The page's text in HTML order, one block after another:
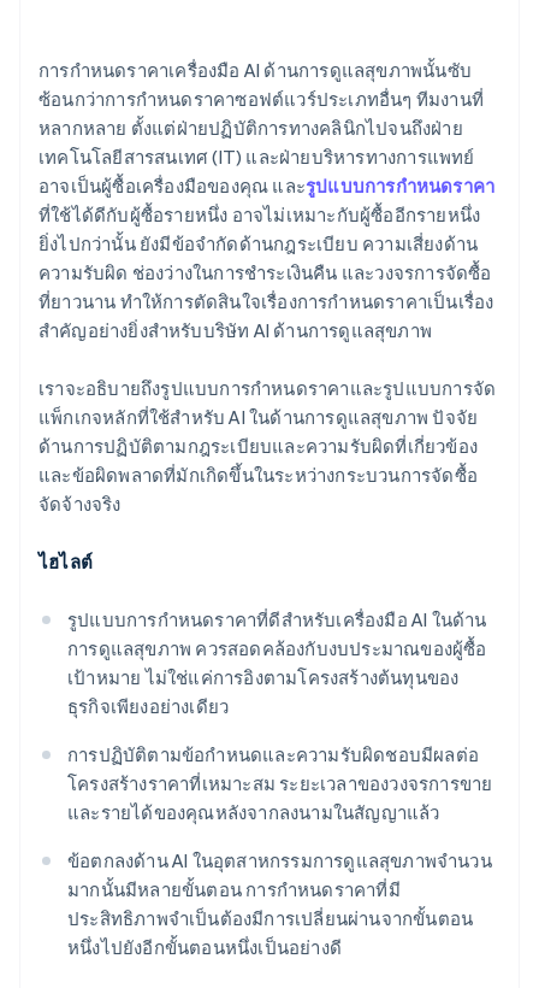
การกำหนดราคาเครื่องมือ AI ด้านการดูแลสุขภาพนั้นซับ
ซ้อนกว่าการกำหนดราคาซอฟต์แวร์ประเภทอื่นๆ ทีมงานที่
หลากหลาย ตั้งแต่ฝ่ายปฏิบัติการทางคลินิกไปจนถึงฝ่าย
เทคโนโลยีสารสนเทศ (IT) และฝ่ายบริหารทางการแพทย์
อาจเป็นผู้ซื้อเครื่องมือของคุณ และรูปแบบการกำหนดราคา
ที่ใช้ได้ดีกับผู้ซื้อรายหนึ่ง อาจไม่เหมาะกับผู้ซื้ออีกรายหนึ่ง
ยิ่งไปกว่านั้น ยังมีข้อจำกัดด้านกฎระเบียบ ความเสี่ยงด้าน
ความรับผิด ช่องว่างในการชำระเงินคืน และวงจรการจัดซื้อ
ที่ยาวนาน ทำให้การตัดสินใจเรื่องการกำหนดราคาเป็นเรื่อง
สำคัญอย่างยิ่งสำหรับบริษัท AI ด้านการดูแลสุขภาพ
เราจะอธิบายถึงรูปแบบการกำหนดราคาและรูปแบบการจัด
แพ็กเกจหลักที่ใช้สำหรับ AI ในด้านการดูแลสุขภาพ ปัจจัย
ด้านการปฏิบัติตามกฎระเบียบและความรับผิดที่เกี่ยวข้อง
และข้อผิดพลาดที่มักเกิดขึ้นในระหว่างกระบวนการจัดซื้อ
จัดจ้างจริง
ไฮไลต์
รูปแบบการกำหนดราคาที่ดีสำหรับเครื่องมือ AI ในด้าน
การดูแลสุขภาพ ควรสอดคล้องกับงบประมาณของผู้ซื้อ
เป้าหมาย ไม่ใช่แค่การอิงตามโครงสร้างต้นทุนของ
ธุรกิจเพียงอย่างเดียว
การปฏิบัติตามข้อกำหนดและความรับผิดชอบมีผลต่อ
โครงสร้างราคาที่เหมาะสม ระยะเวลาของวงจรการขาย
และรายได้ของคุณหลังจากลงนามในสัญญาแล้ว
ข้อตกลงด้าน AI ในอุตสาหกรรมการดูแลสุขภาพจำนวน
มากนั้นมีหลายขั้นตอน การกำหนดราคาที่มี
ประสิทธิภาพจำเป็นต้องมีการเปลี่ยนผ่านจากขั้นตอน
หนึ่งไปยังอีกขั้นตอนหนึ่งเป็นอย่างดี